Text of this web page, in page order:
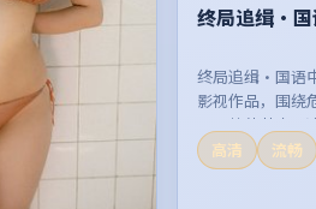
终局追缉·国
终局追缉·国语
影视作品，围绕
开，整体节奏紧
高清
流畅